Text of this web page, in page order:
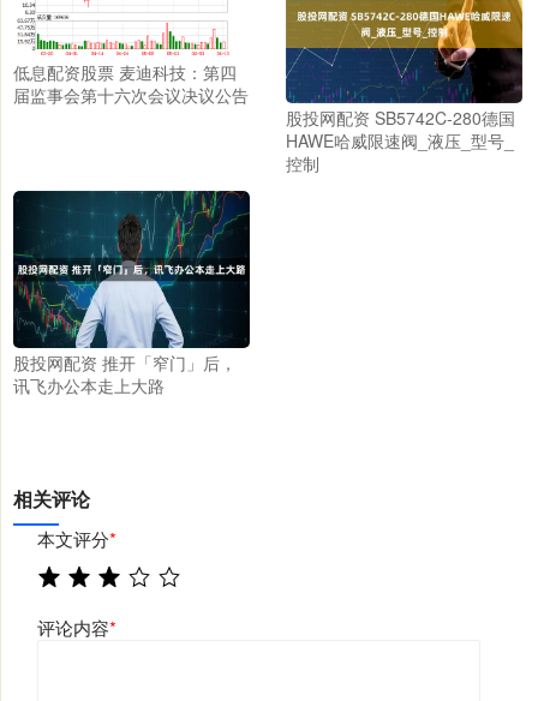
低息配资股票 麦迪科技：第四
届监事会第十六次会议决议公告
股投网配资 SB5742C-280德国
HAWE哈威限速阀_液压_型号_
控制
股投网配资 推开「窄门」后，
讯飞办公本走上大路
相关评论
本文评分*
评论内容*